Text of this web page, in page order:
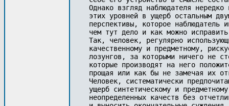
Однако взгляд наблюдателя
этих уровней в ущерб остальным
перспективы, которое
чем тут дело и как можно
Так, человек, регулярно
качественному и предметному,
лозунгов, за которыми ничего не
которые производят на него
прощая или как бы не замечая их
Человек, систематически
ущерб синтетическому и
неопределенных качеств без